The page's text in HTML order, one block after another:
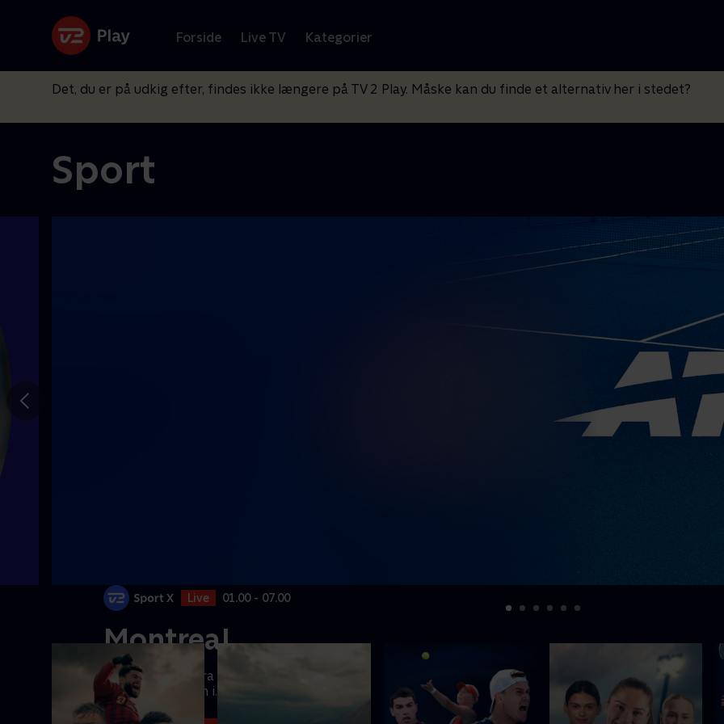
Forside Live TV Kategorier
Det, du er på udkig efter, findes ikke længere på TV 2 Play. Måske kan du finde et alternativ her i stedet?
Sport
Live 01.00 - 07.00
Montreal
Følg kampene fra
ATP-turneringen i
Montreal
Gå til